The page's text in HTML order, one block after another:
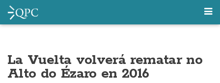
La Vuelta volverá rematar no
Alto do Ézaro en 2016